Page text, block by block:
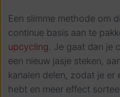
Een slimme methode om
continue basis aan te
upcycling. Je gaat dan je
een nieuw jasje steken,
kanalen delen, zodat je er
hebt en meer effect